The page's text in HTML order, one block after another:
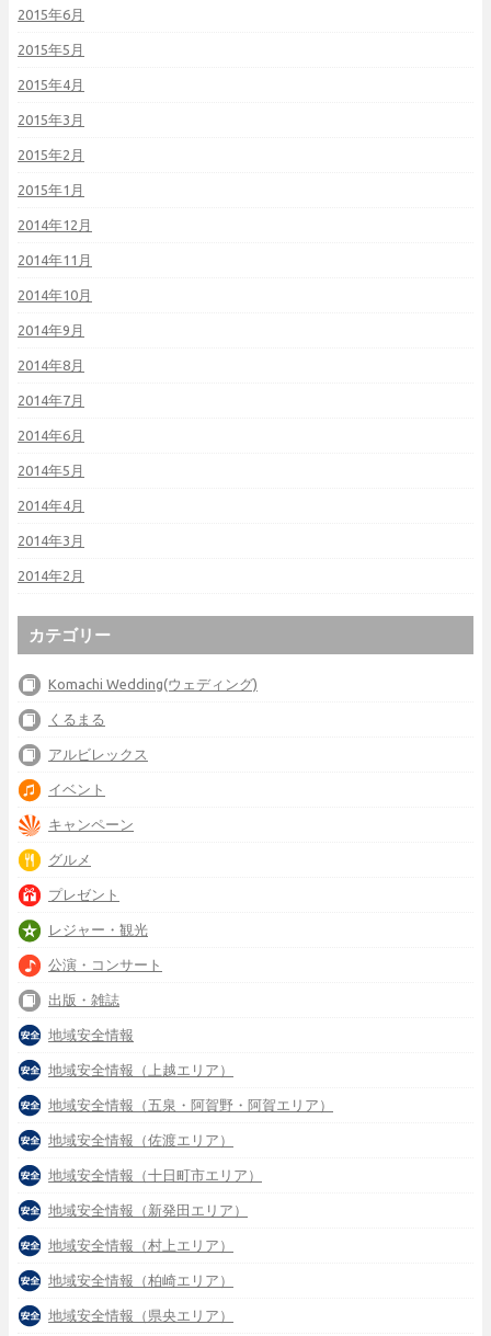
2015年6月
2015年5月
2015年4月
2015年3月
2015年2月
2015年1月
2014年12月
2014年11月
2014年10月
2014年9月
2014年8月
2014年7月
2014年6月
2014年5月
2014年4月
2014年3月
2014年2月
カテゴリー
Komachi Wedding(ウェディング)
くるまる
アルビレックス
イベント
キャンペーン
グルメ
プレゼント
レジャー・観光
公演・コンサート
出版・雑誌
地域安全情報
地域安全情報（上越エリア）
地域安全情報（五泉・阿賀野・阿賀エリア）
地域安全情報（佐渡エリア）
地域安全情報（十日町市エリア）
地域安全情報（新発田エリア）
地域安全情報（村上エリア）
地域安全情報（柏崎エリア）
地域安全情報（県央エリア）